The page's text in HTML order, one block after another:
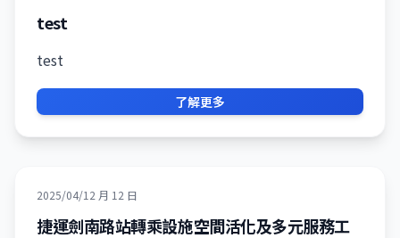
test
test
了解更多
2025/04/12 月 12 日
捷運劍南路站轉乘設施空間活化及多元服務工